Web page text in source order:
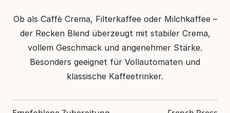
Ob als Caffè Crema, Filterkaffee oder Milchkaffee –
der Recken Blend überzeugt mit stabiler Crema,
vollem Geschmack und angenehmer Stärke.
Besonders geeignet für Vollautomaten und
klassische Kaffeetrinker.